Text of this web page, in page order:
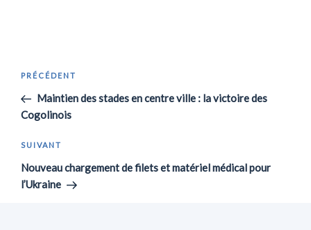
Navigation
de
l’article
Article
précédent
PRÉCÉDENT
Maintien des stades en centre ville : la victoire des
Cogolinois
Article
suivant
SUIVANT
Nouveau chargement de filets et matériel médical pour
l’Ukraine